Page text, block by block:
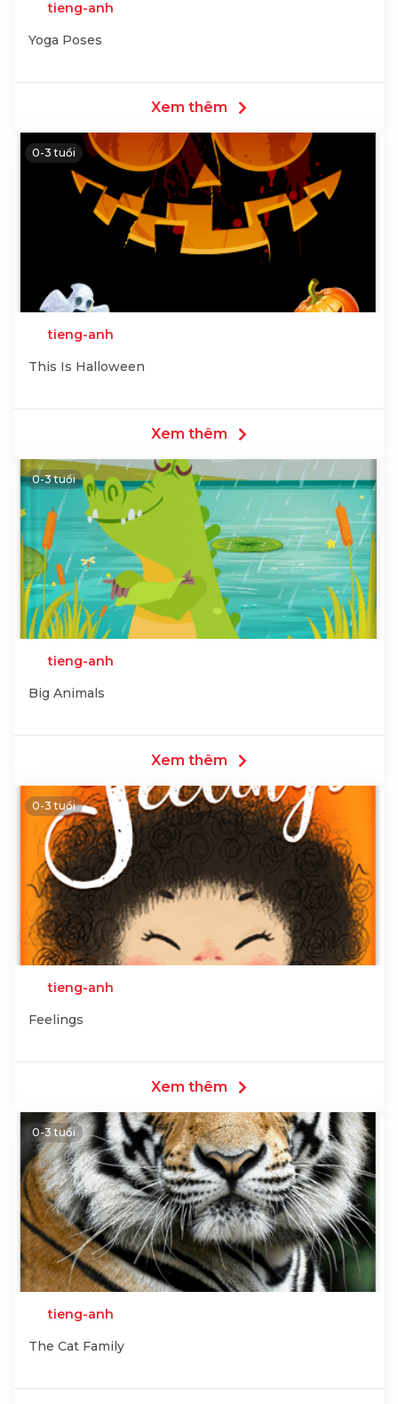
tieng-anh
Yoga Poses
Xem thêm
0-3 tuổi
tieng-anh
This Is Halloween
Xem thêm
0-3 tuổi
tieng-anh
Big Animals
Xem thêm
0-3 tuổi
tieng-anh
Feelings
Xem thêm
0-3 tuổi
tieng-anh
The Cat Family